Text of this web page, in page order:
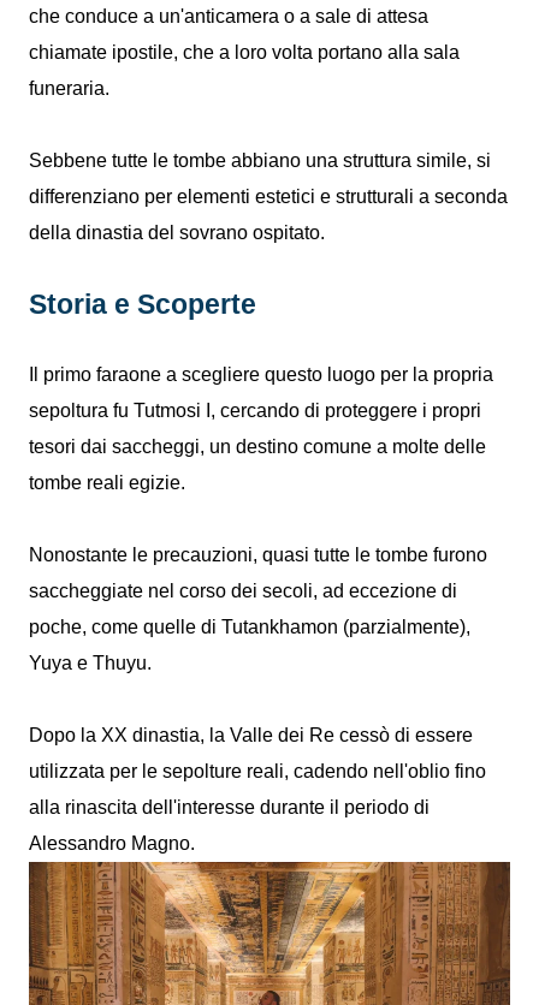
che conduce a un'anticamera o a sale di attesa
chiamate ipostile, che a loro volta portano alla sala
funeraria.
Sebbene tutte le tombe abbiano una struttura simile, si
differenziano per elementi estetici e strutturali a seconda
della dinastia del sovrano ospitato.
Storia e Scoperte
Il primo faraone a scegliere questo luogo per la propria
sepoltura fu Tutmosi I, cercando di proteggere i propri
tesori dai saccheggi, un destino comune a molte delle
tombe reali egizie.
Nonostante le precauzioni, quasi tutte le tombe furono
saccheggiate nel corso dei secoli, ad eccezione di
poche, come quelle di Tutankhamon (parzialmente),
Yuya e Thuyu.
Dopo la XX dinastia, la Valle dei Re cessò di essere
utilizzata per le sepolture reali, cadendo nell'oblio fino
alla rinascita dell'interesse durante il periodo di
Alessandro Magno.